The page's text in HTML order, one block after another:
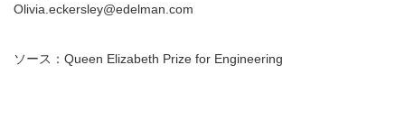
Olivia.eckersley@edelman.com
ソース：Queen Elizabeth Prize for Engineering